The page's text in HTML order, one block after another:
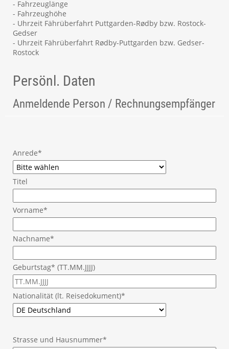
- Fahrzeuglänge
- Fahrzeughöhe
- Uhrzeit Fährüberfahrt Puttgarden-Rødby bzw. Rostock-
Gedser
- Uhrzeit Fährüberfahrt Rødby-Puttgarden bzw. Gedser-
Rostock
Persönl. Daten
Anmeldende Person / Rechnungsempfänger
Anrede*
Titel
Vorname*
Nachname*
Geburtstag* (TT.MM.JJJJ)
Nationalität (lt. Reisedokument)*
Strasse und Hausnummer*